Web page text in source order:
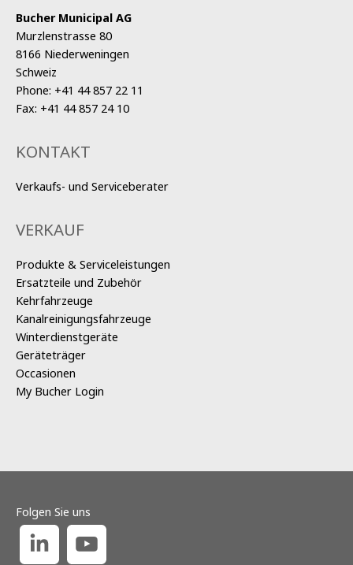
Bucher Municipal AG
Murzlenstrasse 80
8166 Niederweningen
Schweiz
Phone: +41 44 857 22 11
Fax: +41 44 857 24 10
KONTAKT
Verkaufs- und Serviceberater
VERKAUF
Produkte & Serviceleistungen
Ersatzteile und Zubehör
Kehrfahrzeuge
Kanalreinigungsfahrzeuge
Winterdienstgeräte
Geräteträger
Occasionen
My Bucher Login
Folgen Sie uns